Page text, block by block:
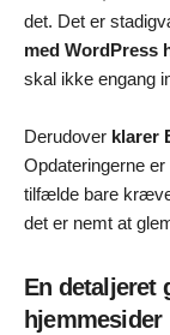
det. Det er
med WordPress
skal ikke engang
Derudover klarer
Opdateringerne
tilfælde bare
det er nemt at
En detaljeret
hjemmesider